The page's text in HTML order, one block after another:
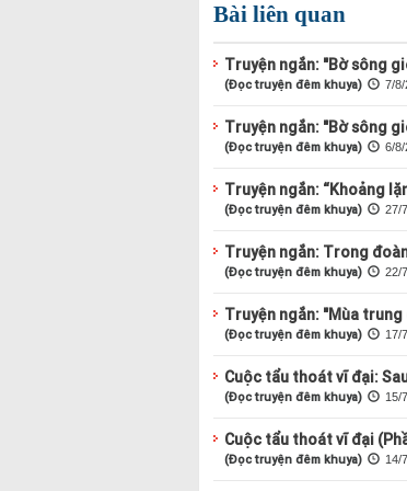
Bài liên quan
Truyện ngắn: "Bờ sông
(Đọc truyện đêm khuya) 7/8/
Truyện ngắn: "Bờ sông
(Đọc truyện đêm khuya) 6/8/
Truyện ngắn: “Khoảng
(Đọc truyện đêm khuya) 27/
Truyện ngắn: Trong
(Đọc truyện đêm khuya) 22/
Truyện ngắn: "Mùa
(Đọc truyện đêm khuya) 17/
Cuộc tẩu thoát vĩ đại:
(Đọc truyện đêm khuya) 15/
Cuộc tẩu thoát vĩ đại
(Đọc truyện đêm khuya) 14/